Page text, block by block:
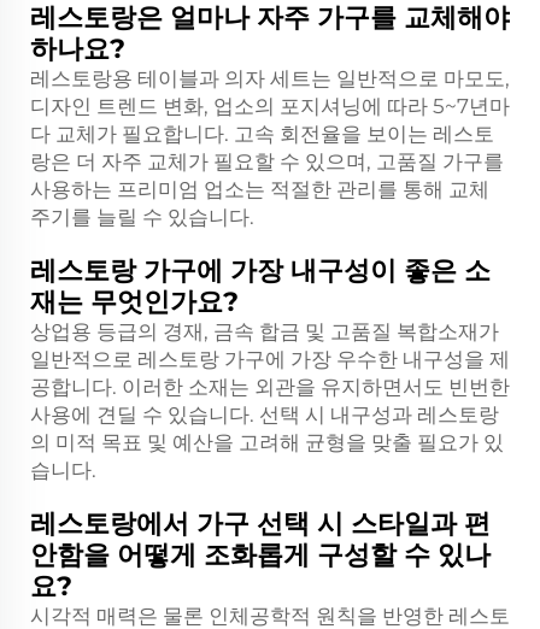
레스토랑은 얼마나 자주 가구를 교체해야
하나요?
레스토랑용 테이블과 의자 세트는 일반적으로 마모도,
디자인 트렌드 변화, 업소의 포지셔닝에 따라 5~7년마
다 교체가 필요합니다. 고속 회전율을 보이는 레스토
랑은 더 자주 교체가 필요할 수 있으며, 고품질 가구를
사용하는 프리미엄 업소는 적절한 관리를 통해 교체
주기를 늘릴 수 있습니다.
레스토랑 가구에 가장 내구성이 좋은 소
재는 무엇인가요?
상업용 등급의 경재, 금속 합금 및 고품질 복합소재가
일반적으로 레스토랑 가구에 가장 우수한 내구성을 제
공합니다. 이러한 소재는 외관을 유지하면서도 빈번한
사용에 견딜 수 있습니다. 선택 시 내구성과 레스토랑
의 미적 목표 및 예산을 고려해 균형을 맞출 필요가 있
습니다.
레스토랑에서 가구 선택 시 스타일과 편
안함을 어떻게 조화롭게 구성할 수 있나
요?
시각적 매력은 물론 인체공학적 원칙을 반영한 레스토